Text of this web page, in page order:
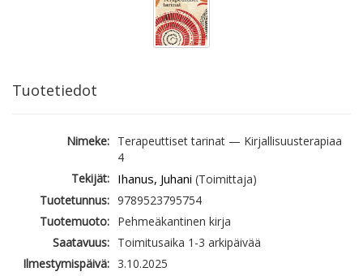
Tuotetiedot
Nimeke: Terapeuttiset tarinat — Kirjallisuusterapiaa
4
Tekijät: Ihanus, Juhani (Toimittaja)
Tuotetunnus: 9789523795754
Tuotemuoto: Pehmeäkantinen kirja
Saatavuus: Toimitusaika 1-3 arkipäivää
Ilmestymispäivä: 3.10.2025